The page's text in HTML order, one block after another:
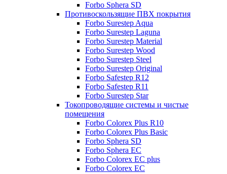
Forbo Sphera SD
Противоскользящие ПВХ покрытия
Forbo Surestep Aqua
Forbo Surestep Laguna
Forbo Surestep Material
Forbo Surestep Wood
Forbo Surestep Steel
Forbo Surestep Original
Forbo Safestep R12
Forbo Safestep R11
Forbo Surestep Star
Токопроводящие системы и чистые
помещения
Forbo Colorex Plus R10
Forbo Colorex Plus Basic
Forbo Sphera SD
Forbo Sphera EC
Forbo Colorex EC plus
Forbo Colorex EC